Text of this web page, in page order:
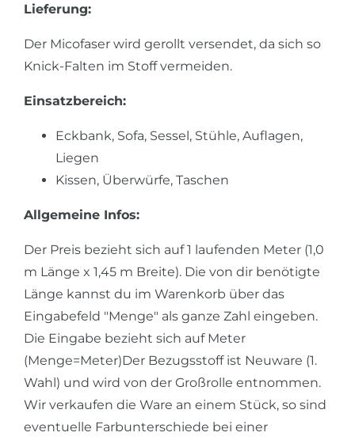
Lieferung:
Der Micofaser wird gerollt versendet, da sich so
Knick-Falten im Stoff vermeiden.
Einsatzbereich:
Eckbank, Sofa, Sessel, Stühle, Auflagen,
Liegen
Kissen, Überwürfe, Taschen
Allgemeine Infos:
Der Preis bezieht sich auf 1 laufenden Meter (1,0
m Länge x 1,45 m Breite). Die von dir benötigte
Länge kannst du im Warenkorb über das
Eingabefeld "Menge" als ganze Zahl eingeben.
Die Eingabe bezieht sich auf Meter
(Menge=Meter)Der Bezugsstoff ist Neuware (1.
Wahl) und wird von der Großrolle entnommen.
Wir verkaufen die Ware an einem Stück, so sind
eventuelle Farbunterschiede bei einer